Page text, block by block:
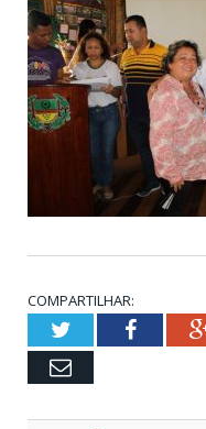
COMPARTILHAR:
Twitter
Email